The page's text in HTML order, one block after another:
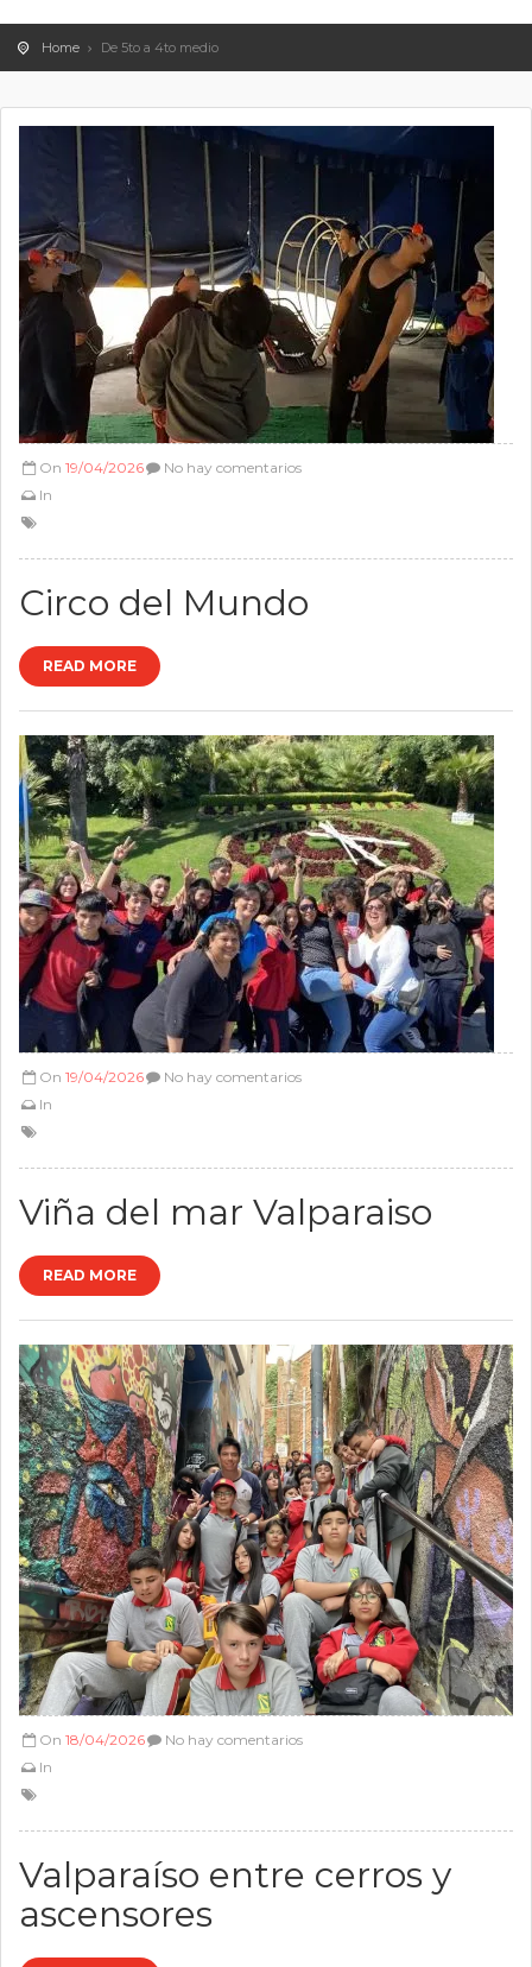
Home De 5to a 4to medio
On 19/04/2026
In
No hay comentarios
Circo del Mundo
READ MORE
On 19/04/2026
In
No hay comentarios
Viña del mar Valparaiso
READ MORE
On 18/04/2026
In
No hay comentarios
Valparaíso entre cerros y
ascensores